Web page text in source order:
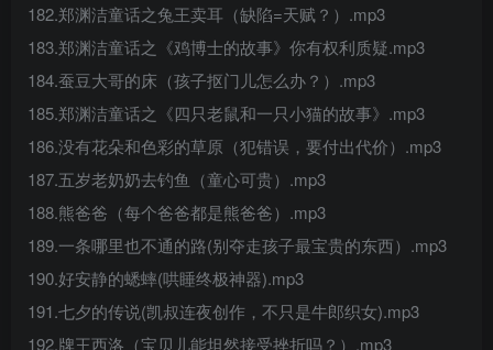
182.郑渊洁童话之兔王卖耳（缺陷=天赋？）.mp3
183.郑渊洁童话之《鸡博士的故事》你有权利质疑.mp3
184.蚕豆大哥的床（孩子抠门儿怎么办？）.mp3
185.郑渊洁童话之《四只老鼠和一只小猫的故事》.mp3
186.没有花朵和色彩的草原（犯错误，要付出代价）.mp3
187.五岁老奶奶去钓鱼（童心可贵）.mp3
188.熊爸爸（每个爸爸都是熊爸爸）.mp3
189.一条哪里也不通的路(别夺走孩子最宝贵的东西）.mp3
190.好安静的蟋蟀(哄睡终极神器).mp3
191.七夕的传说(凯叔连夜创作，不只是牛郎织女).mp3
192.牌王西洛（宝贝儿能坦然接受挫折吗？）.mp3